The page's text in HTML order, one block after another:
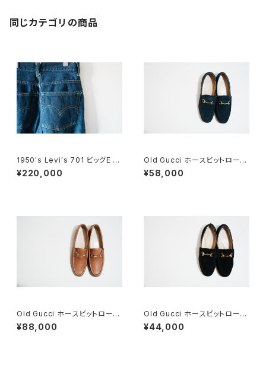
同じカテゴリの商品
1950's Levi's 701 ビッグE 2
4×30
¥220,000
Old Gucci ホースビットローフ
ァー 36C Navy Suede
¥58,000
Old Gucci ホースビットローフ
ァー 38.5C tan ほぼDeadsto
ck
¥88,000
Old Gucci ホースビットローフ
ァー 6.5B スエードBK
¥44,000